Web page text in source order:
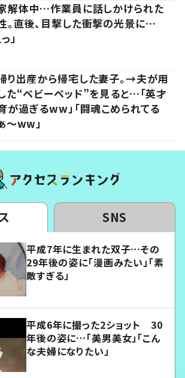
解体中…作業員に話しかけられた
。直後、目撃した衝撃の光景に…
」
り出産から帰宅した妻子。→夫が用
た“ベビーベッド”を見ると…「英才
が過ぎるww」「闘魂こめられてる
～ww」
SNS
平成7年に生まれた双子…その
29年後の姿に「漫画みたい」「素
敵すぎる」
平成6年に撮った2ショット 30
年後の姿に…「美男美女」「こん
な夫婦になりたい」